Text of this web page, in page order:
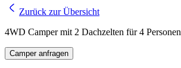
Zurück zur Übersicht
4WD Camper mit 2 Dachzelten für 4 Personen
Camper anfragen